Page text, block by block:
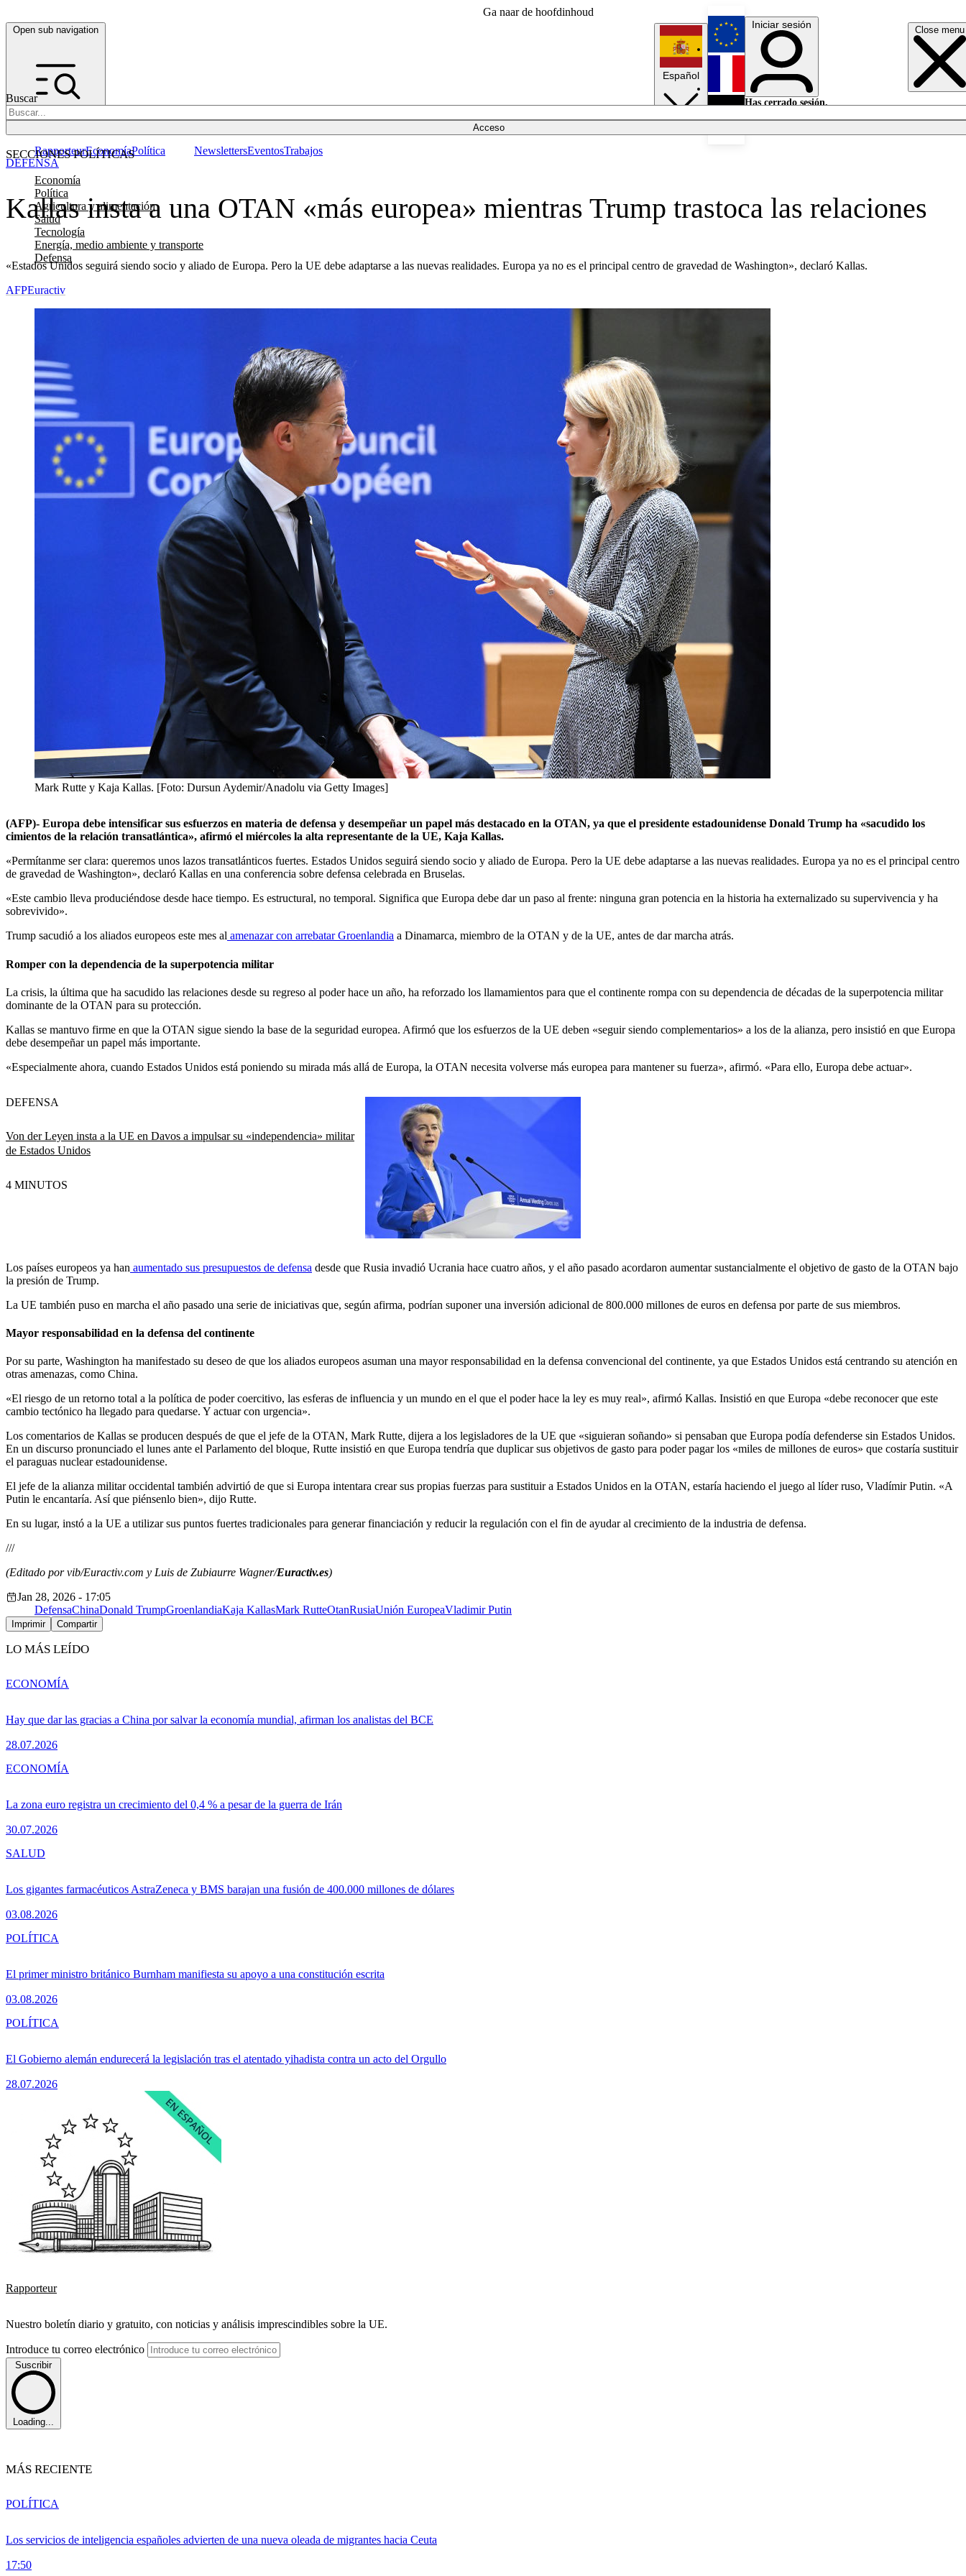
Ga naar de hoofdinhoud
Open sub navigation Close menu
Buscar
Acceso
SECCIONES POLÍTICAS
Economía
Política
Agricultura y alimentación
Salud
Tecnología
Energía, medio ambiente y transporte
Defensa
RapporteurEconomíaPolítica NewslettersEventosTrabajos
Español
English
Français
Iniciar sesión
Has cerrado sesión.
Kallas insta a una OTAN «más europea» mientras Trump trastoca las relaciones
«Estados Unidos seguirá siendo socio y aliado de Europa. Pero la UE debe adaptarse a las nuevas realidades. Europa ya no es el principal centro de gravedad de Washington», declaró Kallas.
DEFENSA
AFPEuractiv
Mark Rutte y Kaja Kallas. [Foto: Dursun Aydemir/Anadolu via Getty Images]
(AFP)- Europa debe intensificar sus esfuerzos en materia de defensa y desempeñar un papel más destacado en la OTAN, ya que el presidente estadounidense Donald Trump ha «sacudido los
cimientos de la relación transatlántica», afirmó el miércoles la alta representante de la UE, Kaja Kallas.
«Permítanme ser clara: queremos unos lazos transatlánticos fuertes. Estados Unidos seguirá siendo socio y aliado de Europa. Pero la UE debe adaptarse a las nuevas realidades. Europa ya no es el principal centro
de gravedad de Washington», declaró Kallas en una conferencia sobre defensa celebrada en Bruselas.
«Este cambio lleva produciéndose desde hace tiempo. Es estructural, no temporal. Significa que Europa debe dar un paso al frente: ninguna gran potencia en la historia ha externalizado su supervivencia y ha
sobrevivido».
Trump sacudió a los aliados europeos este mes al amenazar con arrebatar Groenlandia a Dinamarca, miembro de la OTAN y de la UE, antes de dar marcha atrás.
Romper con la dependencia de la superpotencia militar
La crisis, la última que ha sacudido las relaciones desde su regreso al poder hace un año, ha reforzado los llamamientos para que el continente rompa con su dependencia de décadas de la superpotencia militar
dominante de la OTAN para su protección.
Kallas se mantuvo firme en que la OTAN sigue siendo la base de la seguridad europea. Afirmó que los esfuerzos de la UE deben «seguir siendo complementarios» a los de la alianza, pero insistió en que Europa
debe desempeñar un papel más importante.
«Especialmente ahora, cuando Estados Unidos está poniendo su mirada más allá de Europa, la OTAN necesita volverse más europea para mantener su fuerza», afirmó. «Para ello, Europa debe actuar».
Von der Leyen insta a la UE en Davos a impulsar su «independencia» militar
de Estados Unidos
DEFENSA
4 MINUTOS
Los países europeos ya han aumentado sus presupuestos de defensa desde que Rusia invadió Ucrania hace cuatro años, y el año pasado acordaron aumentar sustancialmente el objetivo de gasto de la OTAN bajo
la presión de Trump.
La UE también puso en marcha el año pasado una serie de iniciativas que, según afirma, podrían suponer una inversión adicional de 800.000 millones de euros en defensa por parte de sus miembros.
Mayor responsabilidad en la defensa del continente
Por su parte, Washington ha manifestado su deseo de que los aliados europeos asuman una mayor responsabilidad en la defensa convencional del continente, ya que Estados Unidos está centrando su atención en
otras amenazas, como China.
«El riesgo de un retorno total a la política de poder coercitivo, las esferas de influencia y un mundo en el que el poder hace la ley es muy real», afirmó Kallas. Insistió en que Europa «debe reconocer que este
cambio tectónico ha llegado para quedarse. Y actuar con urgencia».
Los comentarios de Kallas se producen después de que el jefe de la OTAN, Mark Rutte, dijera a los legisladores de la UE que «siguieran soñando» si pensaban que Europa podía defenderse sin Estados Unidos.
En un discurso pronunciado el lunes ante el Parlamento del bloque, Rutte insistió en que Europa tendría que duplicar sus objetivos de gasto para poder pagar los «miles de millones de euros» que costaría sustituir
el paraguas nuclear estadounidense.
El jefe de la alianza militar occidental también advirtió de que si Europa intentara crear sus propias fuerzas para sustituir a Estados Unidos en la OTAN, estaría haciendo el juego al líder ruso, Vladímir Putin. «A
Putin le encantaría. Así que piénsenlo bien», dijo Rutte.
En su lugar, instó a la UE a utilizar sus puntos fuertes tradicionales para generar financiación y reducir la regulación con el fin de ayudar al crecimiento de la industria de defensa.
///
(Editado por vib/Euractiv.com y Luis de Zubiaurre Wagner/Euractiv.es)
Jan 28, 2026 - 17:05
DefensaChinaDonald TrumpGroenlandiaKaja KallasMark RutteOtanRusiaUnión EuropeaVladimir Putin
Imprimir Compartir
LO MÁS LEÍDO
Hay que dar las gracias a China por salvar la economía mundial, afirman los analistas del BCE
28.07.2026
ECONOMÍA
La zona euro registra un crecimiento del 0,4 % a pesar de la guerra de Irán
30.07.2026
ECONOMÍA
Los gigantes farmacéuticos AstraZeneca y BMS barajan una fusión de 400.000 millones de dólares
03.08.2026
SALUD
El primer ministro británico Burnham manifiesta su apoyo a una constitución escrita
03.08.2026
POLÍTICA
El Gobierno alemán endurecerá la legislación tras el atentado yihadista contra un acto del Orgullo
28.07.2026
POLÍTICA
Rapporteur
Nuestro boletín diario y gratuito, con noticias y análisis imprescindibles sobre la UE.
Introduce tu correo electrónico
Suscribir
Loading...
MÁS RECIENTE
Los servicios de inteligencia españoles advierten de una nueva oleada de migrantes hacia Ceuta
17:50
POLÍTICA